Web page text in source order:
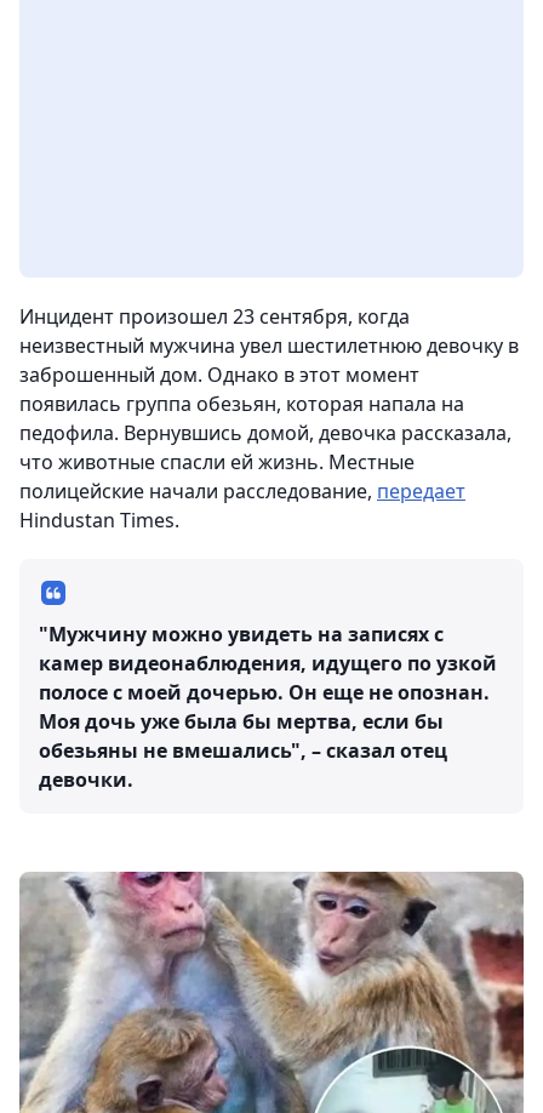
Инцидент произошел 23 сентября, когда
неизвестный мужчина увел шестилетнюю девочку в
заброшенный дом. Однако в этот момент
появилась группа обезьян, которая напала на
педофила. Вернувшись домой, девочка рассказала,
что животные спасли ей жизнь. Местные
полицейские начали расследование, передает
Hindustan Times.
"Мужчину можно увидеть на записях с
камер видеонаблюдения, идущего по узкой
полосе с моей дочерью. Он еще не опознан.
Моя дочь уже была бы мертва, если бы
обезьяны не вмешались", – сказал отец
девочки.